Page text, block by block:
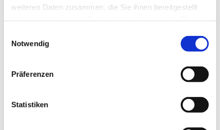
weiteren Daten zusammen, die Sie ihnen bereitgestellt
Notwendig
Präferenzen
Statistiken